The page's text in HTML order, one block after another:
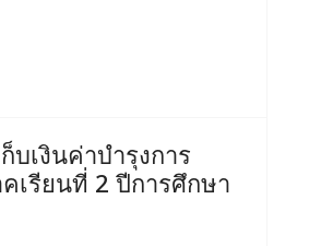
บเงินค่าบำรุงการ
เรียนที่ 2 ปีการศึกษา